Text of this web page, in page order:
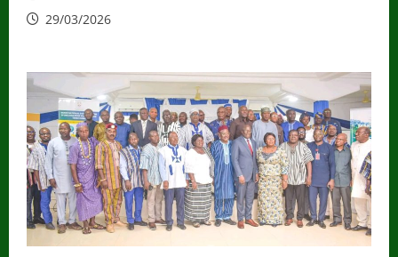
29/03/2026